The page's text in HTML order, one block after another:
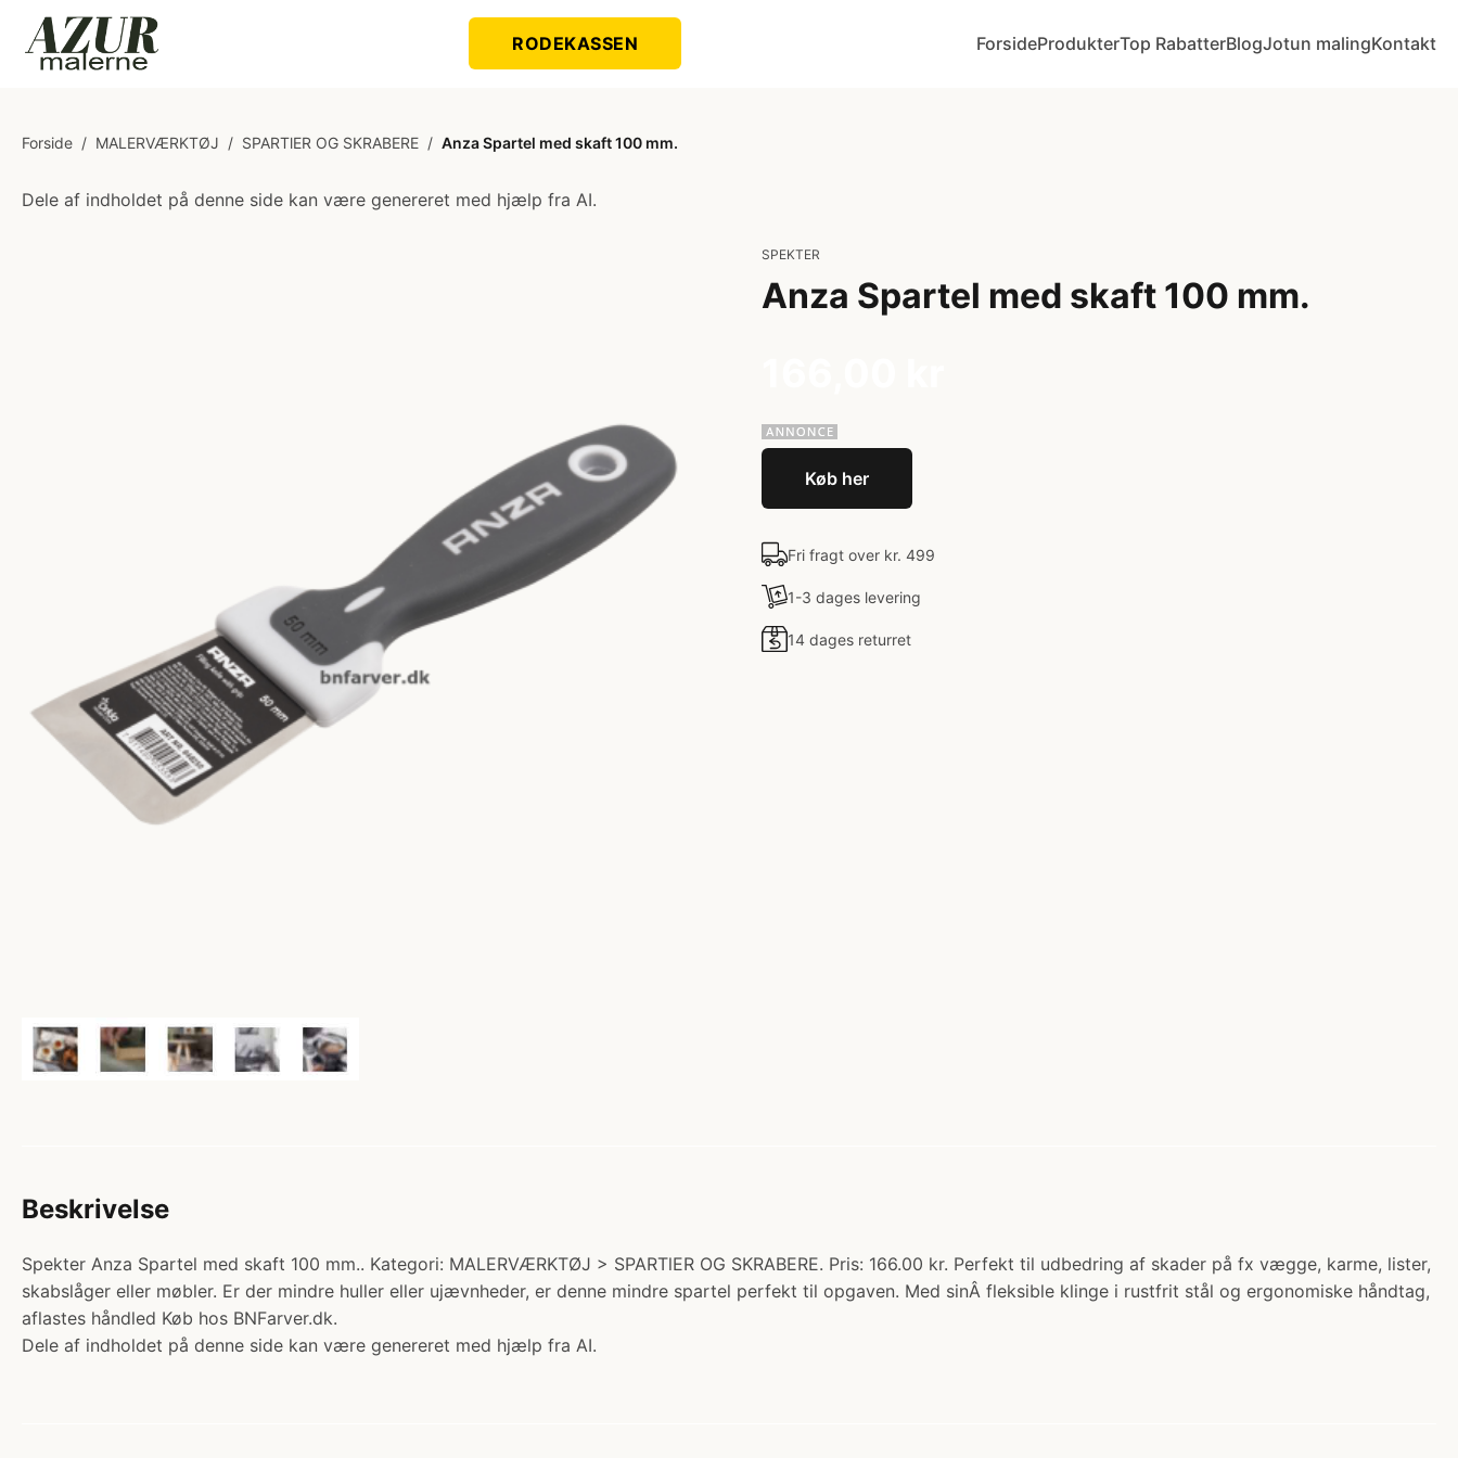
RODEKASSEN ForsideProdukterTop RabatterBlogJotun malingKontakt
Forside / MALERVÆRKTØJ / SPARTlER OG SKRABERE / Anza Spartel med skaft 100 mm.
Dele af indholdet på denne side kan være genereret med hjælp fra AI.
SPEKTER
Anza Spartel med skaft 100 mm.
Køb her
Fri fragt over kr. 499
1-3 dages levering
14 dages returret
Beskrivelse
Spekter Anza Spartel med skaft 100 mm.. Kategori: MALERVÆRKTØJ > SPARTlER OG SKRABERE. Pris: 166.00 kr. Perfekt til udbedring af skader på fx vægge, karme, lister,
skabslåger eller møbler. Er der mindre huller eller ujævnheder, er denne mindre spartel perfekt til opgaven. Med sinÂ fleksible klinge i rustfrit stål og ergonomiske håndtag,
aflastes håndled Køb hos BNFarver.dk.
Dele af indholdet på denne side kan være genereret med hjælp fra AI.